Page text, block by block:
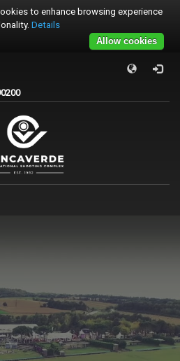
all'acquisto gare
to enhance browsing experience
Details
Allow cookies